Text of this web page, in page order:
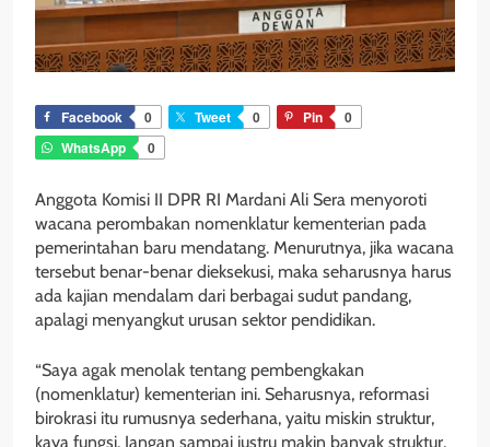
Facebook 0 Tweet 0 Pin
0
WhatsApp
0
Anggota Komisi II DPR RI Mardani Ali Sera menyoroti
wacana perombakan nomenklatur kementerian pada
pemerintahan baru mendatang. Menurutnya, jika wacana
tersebut benar-benar dieksekusi, maka seharusnya harus
ada kajian mendalam dari berbagai sudut pandang,
apalagi menyangkut urusan sektor pendidikan.
“Saya agak menolak tentang pembengkakan
(nomenklatur) kementerian ini. Seharusnya, reformasi
birokrasi itu rumusnya sederhana, yaitu miskin struktur,
kaya fungsi. Jangan sampai justru makin banyak struktur,